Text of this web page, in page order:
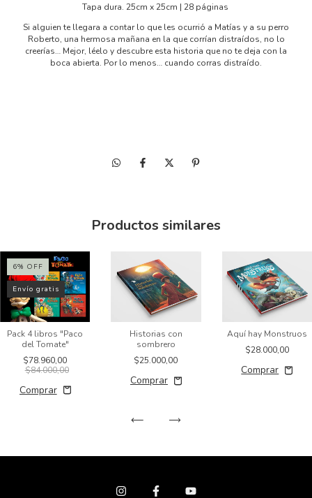
Tapa dura. 25cm x 25cm | 28 páginas
Si alguien te llegara a contar lo que les ocurrió a Matías y a su perro
Roberto, una hermosa mañana en la que corrían distraídos, no lo
creerías… Mejor, léelo y descubre esta historia que no te deja con la
boca abierta. Por lo menos… cuando corras distraído.
Productos similares
6% OFF
Envío gratis
Pack 4 libros "Paco
del Tomate"
$78.960,00
$84.000,00
Historias con
sombrero
$25.000,00
Aquí hay Monstruos
$28.000,00